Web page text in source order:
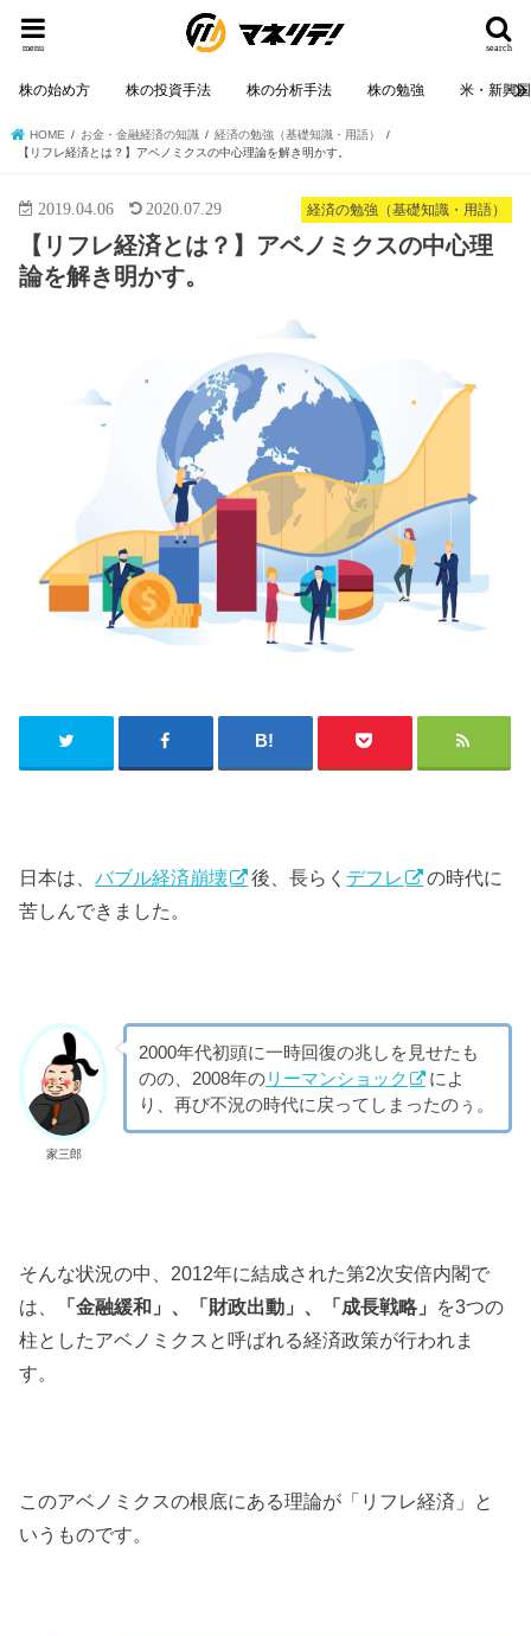
search
menu
株の始め方 株の投資手法 株の分析手法 株の勉強 米・新興
HOME お金・金融経済の知識
経済の勉強（基礎知識・用語）
【リフレ経済とは？】アベノミクスの中心理論を解き明かす。
経済の勉強（基礎知識・用語）
2019.04.06 2020.07.29
【リフレ経済とは？】アベノミクスの中心理
論を解き明かす。
日本は、バブル経済崩壊 後、長らく デフレ
の時代に
苦しんできました。
家三郎
2000年代初頭に一時回復の兆しを見せたも
のの、2008年のリーマンショック
によ
り、再び不況の時代に戻ってしまったのぅ。
そんな状況の中、2012年に結成された第2次安倍内閣で
は、
「金融緩和」、「財政出動」、「成長戦略」 を3つの
柱としたアベノミクスと呼ばれる経済政策が行われま
す。
このアベノミクスの根底にある理論が「リフレ経済」と
いうものです。